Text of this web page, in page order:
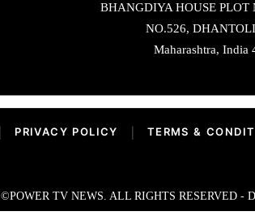
BHANGDIYA HOUSE PLOT
NO.526,
Maharashtra, India
PRIVACY POLICY TERMS &
©POWER TV NEWS. ALL RIGHTS RESERVED -